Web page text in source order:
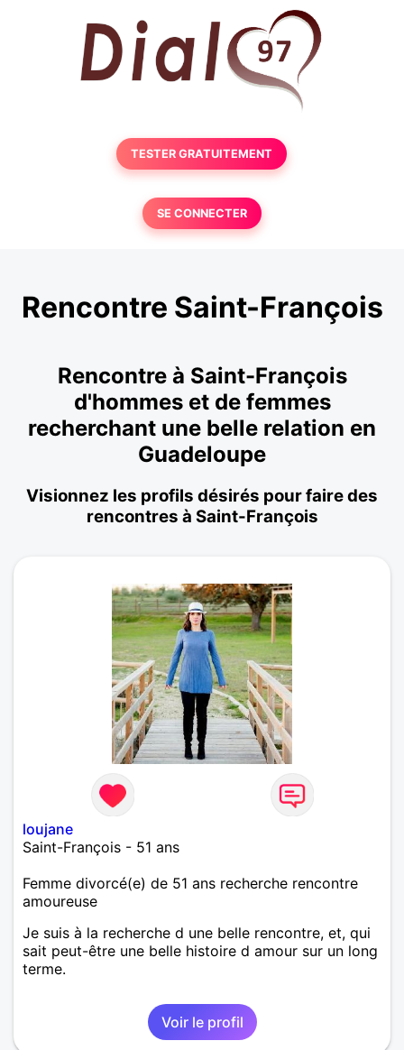
TESTER GRATUITEMENT
SE CONNECTER
Rencontre Saint-François
Rencontre à Saint-François
d'hommes et de femmes
recherchant une belle relation en
Guadeloupe
Visionnez les profils désirés pour faire des
rencontres à Saint-François
loujane
Saint-François - 51 ans
Femme divorcé(e) de 51 ans recherche rencontre
amoureuse
Je suis à la recherche d une belle rencontre, et, qui
sait peut-être une belle histoire d amour sur un long
terme.
Voir le profil